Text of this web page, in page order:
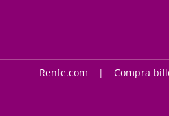
Renfe.com Compra